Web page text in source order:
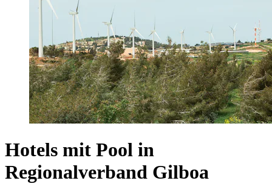
Hotels mit Pool in
Regionalverband Gilboa